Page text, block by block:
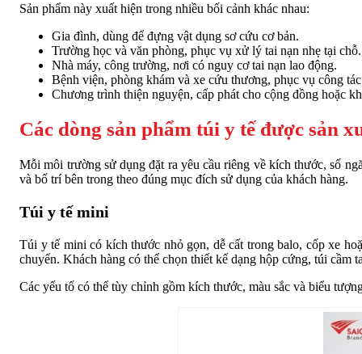
Sản phẩm này xuất hiện trong nhiều bối cảnh khác nhau:
Gia đình, dùng để đựng vật dụng sơ cứu cơ bản.
Trường học và văn phòng, phục vụ xử lý tai nạn nhẹ tại chỗ.
Nhà máy, công trường, nơi có nguy cơ tai nạn lao động.
Bệnh viện, phòng khám và xe cứu thương, phục vụ công
Chương trình thiện nguyện, cấp phát cho cộng đồng hoặc
Các dòng sản phẩm túi y tế được sản
Mỗi môi trường sử dụng đặt ra yêu cầu riêng về kích thước, số
và bố trí bên trong theo đúng mục đích sử dụng của khách hàng.
Túi y tế mini
Túi y tế mini có kích thước nhỏ gọn, dễ cất trong balo, cốp xe
chuyển. Khách hàng có thể chọn thiết kế dạng hộp cứng, túi cầm
Các yếu tố có thể tùy chỉnh gồm kích thước, màu sắc và biểu